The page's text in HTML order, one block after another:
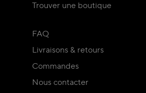
Trouver une boutique
FAQ
Livraisons & retours
Commandes
Nous contacter